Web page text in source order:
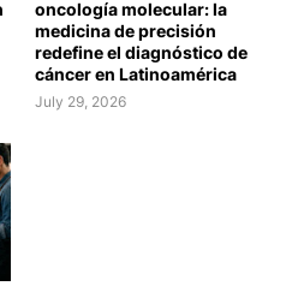
oncología molecular: la
medicina de precisión
redefine el diagnóstico de
cáncer en Latinoamérica
July 29, 2026